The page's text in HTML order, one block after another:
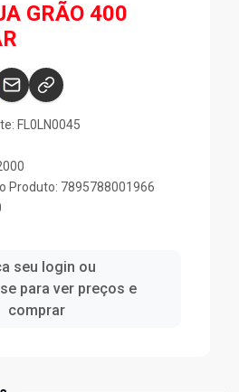
GRÃO 400
FL0LN0045
Produto: 7895788001966
seu login ou
para ver preços e
comprar